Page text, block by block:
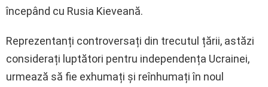
începând cu Rusia Kieveană.
Reprezentanți controversați din trecutul țării, astăzi
considerați luptători pentru independența Ucrainei,
urmează să fie exhumați și reînhumați în noul